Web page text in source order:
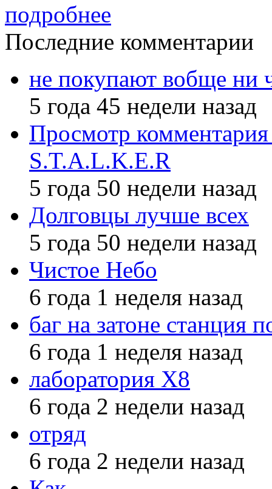
подробнее
Последние комментарии
не покупают вобще ни
5 года 45 недели назад
Просмотр
S.T.A.L.K.E.R
5 года 50 недели назад
Долговцы лучше всех
5 года 50 недели назад
Чистое Небо
6 года 1 неделя назад
баг на затоне станция
6 года 1 неделя назад
лаборатория X8
6 года 2 недели назад
отряд
6 года 2 недели назад